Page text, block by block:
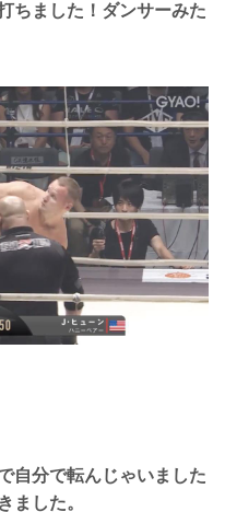
ました！ダンサーみた
分で転んじゃいました
ました。